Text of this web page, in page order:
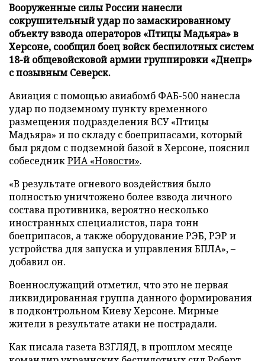
Вооруженные силы России нанесли
сокрушительный удар по замаскированному
объекту взвода операторов «Птицы Мадьяра» в
Херсоне, сообщил боец войск беспилотных систем
18-й общевойсковой армии группировки «Днепр»
с позывным Северск.
Авиация с помощью авиабомб ФАБ-500 нанесла
удар по подземному пункту временного
размещения подразделения ВСУ «Птицы
Мадьяра» и по складу с боеприпасами, который
был рядом с подземной базой в Херсоне, пояснил
собеседникРИА «Новости».
«В результате огневого воздействия было
полностью уничтожено более взвода личного
состава противника, вероятно несколько
иностранных специалистов, пара тонн
боеприпасов, а также оборудование РЭБ, РЭР и
устройства для запуска и управления БПЛА», –
добавил он.
Военнослужащий отметил, что это не первая
ликвидированная группа данного формирования
в подконтрольном Киеву Херсоне. Мирные
жители в результате атаки не пострадали.
Как писала газета ВЗГЛЯД, в прошлом месяце